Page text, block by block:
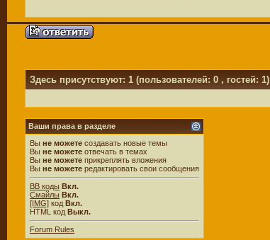
Здесь присутствуют: 1 (пользователей: 0 , гостей: 1)
Ваши права в разделе
Вы не можете создавать новые темы
Вы не можете отвечать в темах
Вы не можете прикреплять вложения
Вы не можете редактировать свои сообщения
BB коды Вкл.
Смайлы Вкл.
[IMG] код Вкл.
HTML код Выкл.
Forum Rules